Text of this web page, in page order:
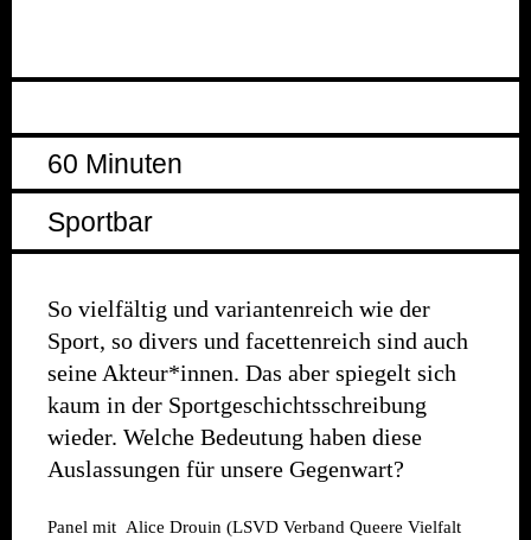
60 Minuten
Sportbar
So vielfältig und variantenreich wie der
Sport, so divers und facettenreich sind auch
seine Akteur*innen. Das aber spiegelt sich
kaum in der Sportgeschichtsschreibung
wieder. Welche Bedeutung haben diese
Auslassungen für unsere Gegenwart?
Panel mit Alice Drouin (LSVD Verband Queere Vielfalt